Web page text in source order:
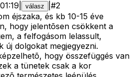
01:19 válasz #2
éjszaka, és kb 10-15 éve
hogy jelentõsen csökkent a
a felfogásom lelassult,
új dolgokat megjegyezni.
hogy összefüggés van
a tünetek csak a kor